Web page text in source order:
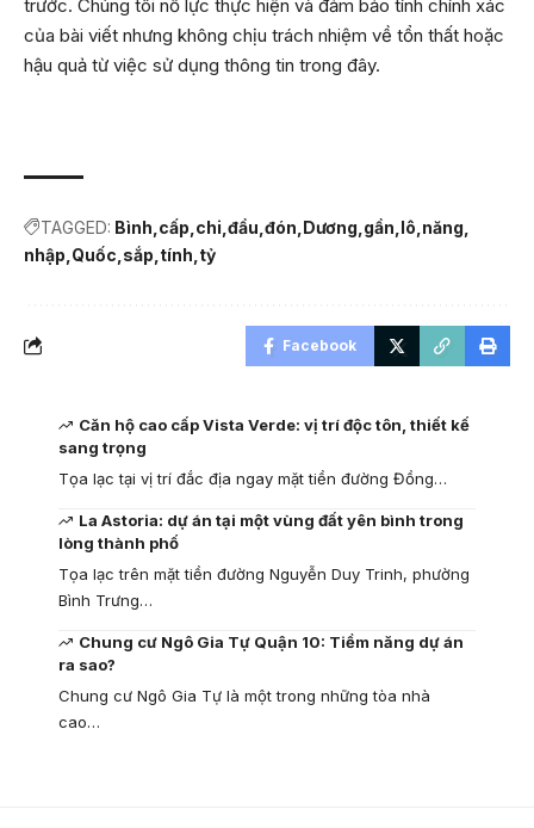
trước. Chúng tôi nỗ lực thực hiện và đảm bảo tính chính xác
của bài viết nhưng không chịu trách nhiệm về tổn thất hoặc
hậu quả từ việc sử dụng thông tin trong đây.
TAGGED: Bình cấp chi đầu đón Dương gần lô năng
nhập Quốc sắp tính tỷ
Facebook
Căn hộ cao cấp Vista Verde: vị trí độc tôn, thiết kế
sang trọng
Tọa lạc tại vị trí đắc địa ngay mặt tiền đường Đồng…
La Astoria: dự án tại một vùng đất yên bình trong
lòng thành phố
Tọa lạc trên mặt tiền đường Nguyễn Duy Trinh, phường
Bình Trưng…
Chung cư Ngô Gia Tự Quận 10: Tiềm năng dự án
ra sao?
Chung cư Ngô Gia Tự là một trong những tòa nhà
cao…